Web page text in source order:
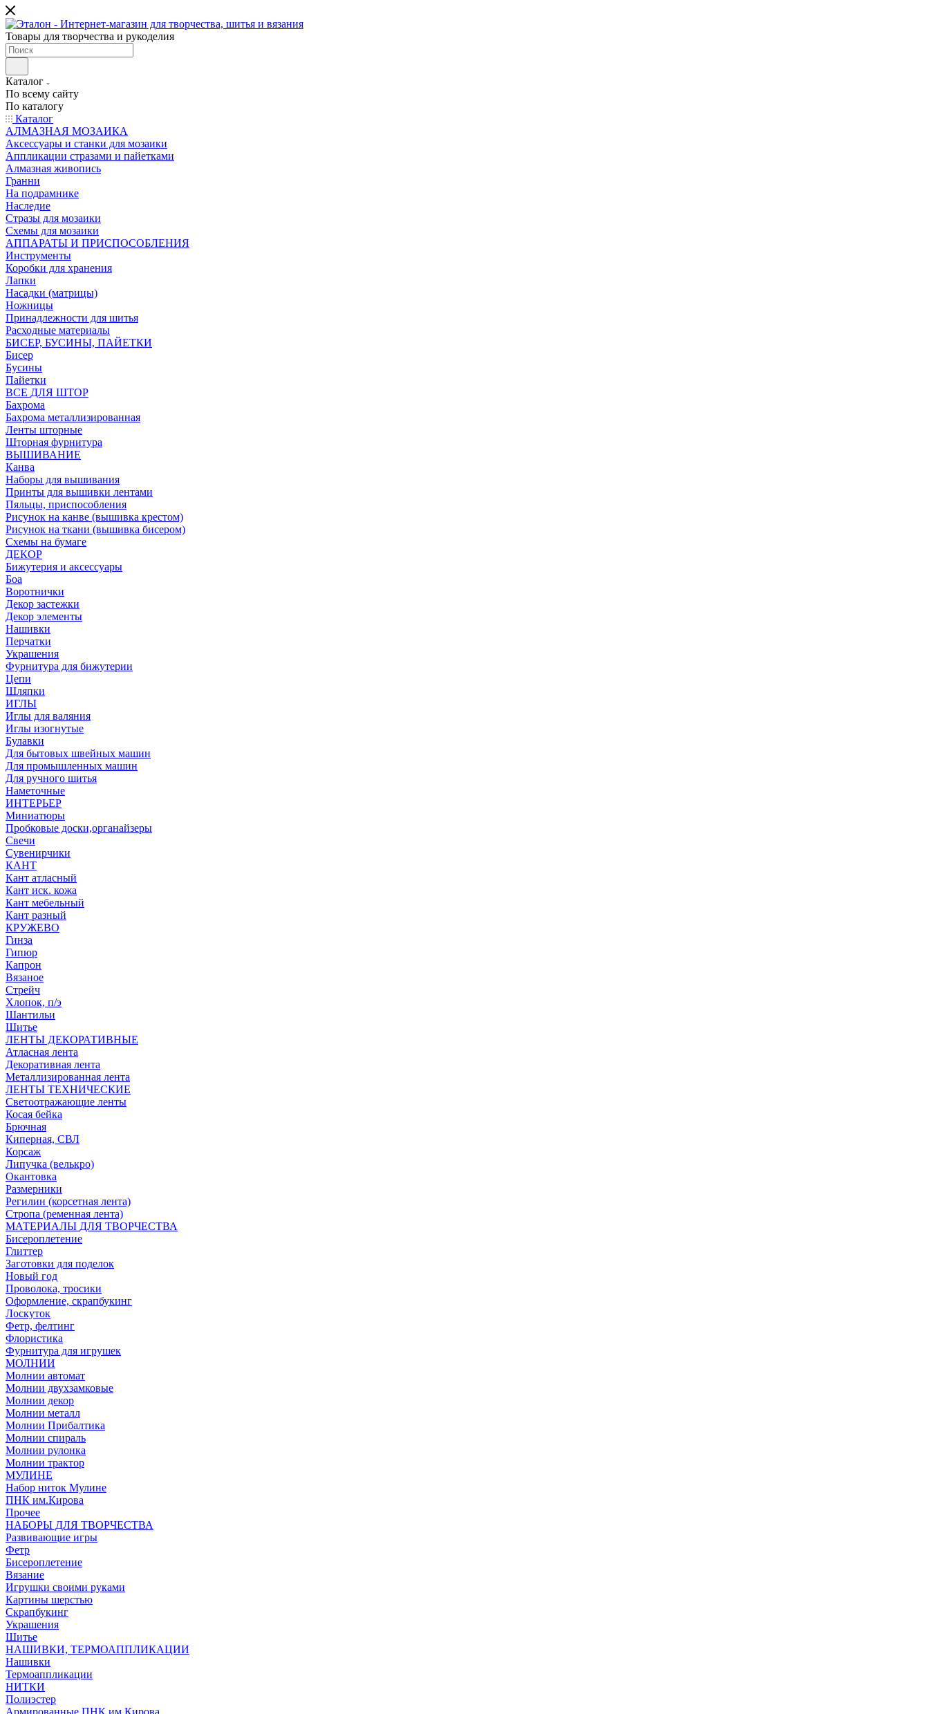
Товары для творчества и рукоделия
Каталог
По всему сайту
По каталогу
Каталог
АЛМАЗНАЯ МОЗАИКА
Аксессуары и станки для мозаики
Аппликации стразами и пайетками
Алмазная живопись
Гранни
На подрамнике
Наследие
Стразы для мозаики
Схемы для мозаики
АППАРАТЫ И ПРИСПОСОБЛЕНИЯ
Инструменты
Коробки для хранения
Лапки
Насадки (матрицы)
Ножницы
Принадлежности для шитья
Расходные материалы
БИСЕР, БУСИНЫ, ПАЙЕТКИ
Бисер
Бусины
Пайетки
ВСЕ ДЛЯ ШТОР
Бахрома
Бахрома металлизированная
Ленты шторные
Шторная фурнитура
ВЫШИВАНИЕ
Канва
Наборы для вышивания
Принты для вышивки лентами
Пяльцы, приспособления
Рисунок на канве (вышивка крестом)
Рисунок на ткани (вышивка бисером)
Схемы на бумаге
ДЕКОР
Бижутерия и аксессуары
Боа
Воротнички
Декор застежки
Декор элементы
Нашивки
Перчатки
Украшения
Фурнитура для бижутерии
Цепи
Шляпки
ИГЛЫ
Иглы для валяния
Иглы изогнутые
Булавки
Для бытовых швейных машин
Для промышленных машин
Для ручного шитья
Наметочные
ИНТЕРЬЕР
Миниатюры
Пробковые доски,органайзеры
Свечи
Сувенирчики
КАНТ
Кант атласный
Кант иск. кожа
Кант мебельный
Кант разный
КРУЖЕВО
Гинза
Гипюр
Капрон
Вязаное
Стрейч
Хлопок, п/э
Шантильи
Шитье
ЛЕНТЫ ДЕКОРАТИВНЫЕ
Атласная лента
Декоративная лента
Металлизированная лента
ЛЕНТЫ ТЕХНИЧЕСКИЕ
Светоотражающие ленты
Косая бейка
Брючная
Киперная, СВЛ
Корсаж
Липучка (велькро)
Окантовка
Размерники
Регилин (корсетная лента)
Стропа (ременная лента)
МАТЕРИАЛЫ ДЛЯ ТВОРЧЕСТВА
Бисероплетение
Глиттер
Заготовки для поделок
Новый год
Проволока, тросики
Оформление, скрапбукинг
Лоскуток
Фетр, фелтинг
Флористика
Фурнитура для игрушек
МОЛНИИ
Молнии автомат
Молнии двухзамковые
Молнии декор
Молнии металл
Молнии Прибалтика
Молнии спираль
Молнии рулонка
Молнии трактор
МУЛИНЕ
Набор ниток Мулине
ПНК им.Кирова
Прочее
НАБОРЫ ДЛЯ ТВОРЧЕСТВА
Развивающие игры
Фетр
Бисероплетение
Вязание
Игрушки своими руками
Картины шерстью
Скрапбукинг
Украшения
Шитье
НАШИВКИ, ТЕРМОАППЛИКАЦИИ
Нашивки
Термоаппликации
НИТКИ
Полиэстер
Армированные ПНК им.Кирова